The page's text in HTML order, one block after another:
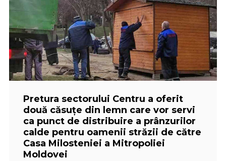
Pretura sectorului Centru a oferit
două căsuțe din lemn care vor servi
ca punct de distribuire a prânzurilor
calde pentru oamenii străzii de către
Casa Milosteniei a Mitropoliei
Moldovei